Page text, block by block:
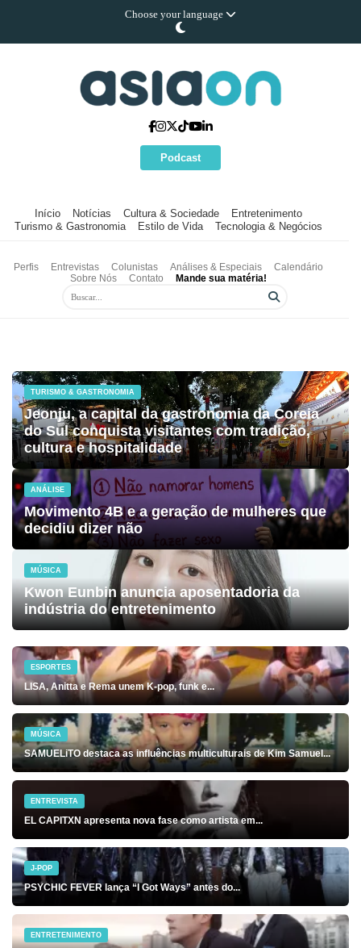
Choose your language
Podcast
Início Notícias Cultura & Sociedade
Entretenimento
Turismo & Gastronomia
Estilo de Vida Tecnologia & Negócios
Perfis Entrevistas Colunistas Análises & Especiais
Calendário
Sobre Nós
Contato Mande sua matéria!
TURISMO & GASTRONOMIA
Jeonju, a capital da gastronomia da Coreia
do Sul conquista visitantes com tradição,
cultura e hospitalidade
ANÁLISE
Movimento 4B e a geração de mulheres que
decidiu dizer não
MÚSICA
Kwon Eunbin anuncia aposentadoria da
indústria do entretenimento
ESPORTES
LISA, Anitta e Rema unem K-pop, funk e...
MÚSICA
SAMUELiTO destaca as influências multiculturais de Kim Samuel...
ENTREVISTA
EL CAPITXN apresenta nova fase como artista em...
J-POP
PSYCHIC FEVER lança “I Got Ways” antes do...
ENTRETENIMENTO